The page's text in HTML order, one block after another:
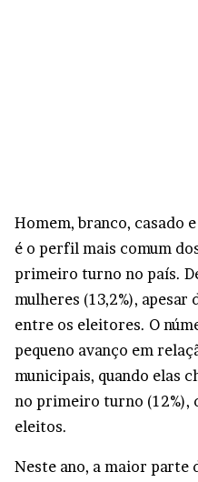
Homem, branco, casado
é o perfil mais comum
primeiro turno no país.
mulheres (13,2%),
entre os eleitores. O
pequeno avanço em
municipais, quando elas
no primeiro turno (12%),
eleitos.
Neste ano, a maior parte